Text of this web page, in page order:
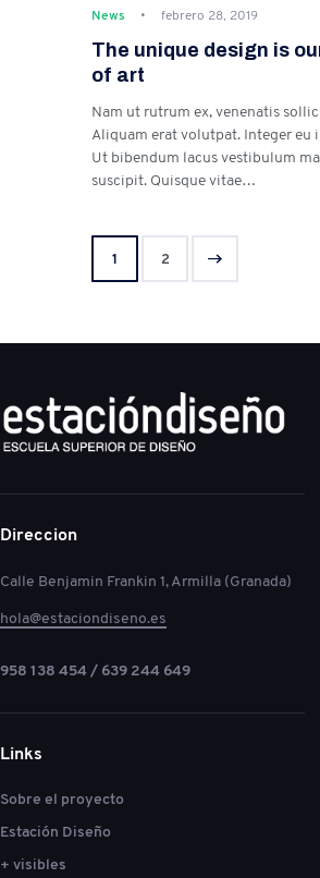
News febrero 28, 2019
The unique design is
of art
Nam ut rutrum ex, venenatis
Aliquam erat volutpat. Integer eu
Ut bibendum lacus vestibulum
suscipit. Quisque vitae…
1 2
Direccion
Calle Benjamin Frankin 1, Armilla (Granada)
hola@estaciondiseno.es
958 138 454 / 639 244 649
Links
Sobre el proyecto
Estación Diseño
+ visibles